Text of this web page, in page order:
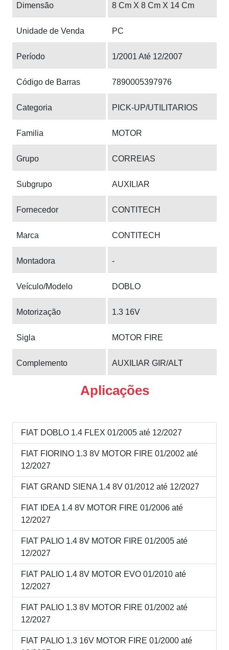
Dimensão 8 Cm X 8 Cm X 14 Cm
Unidade de Venda PC
Período 1/2001 Até 12/2007
Código de Barras 7890005397976
Categoria PICK-UP/UTILITARIOS
Familia MOTOR
Grupo CORREIAS
Subgrupo AUXILIAR
Fornecedor CONTITECH
Marca CONTITECH
Montadora -
Veículo/Modelo DOBLO
Motorização 1.3 16V
Sigla MOTOR FIRE
Complemento AUXILIAR GIR/ALT
Aplicações
FIAT DOBLO 1.4 FLEX 01/2005 até 12/2027
FIAT FIORINO 1.3 8V MOTOR FIRE 01/2002 até
12/2027
FIAT GRAND SIENA 1.4 8V 01/2012 até 12/2027
FIAT IDEA 1.4 8V MOTOR FIRE 01/2006 até
12/2027
FIAT PALIO 1.4 8V MOTOR FIRE 01/2005 até
12/2027
FIAT PALIO 1.4 8V MOTOR EVO 01/2010 até
12/2027
FIAT PALIO 1.3 8V MOTOR FIRE 01/2002 até
12/2027
FIAT PALIO 1.3 16V MOTOR FIRE 01/2000 até